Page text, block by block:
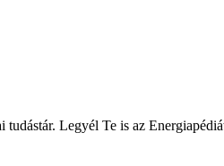
Legyél Te is az